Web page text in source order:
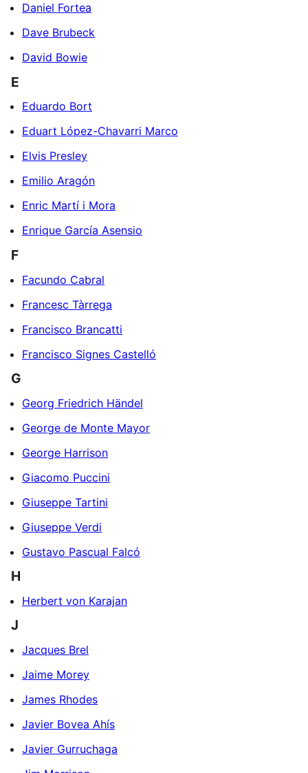
Daniel Fortea
Dave Brubeck
David Bowie
E
Eduardo Bort
Eduart López-Chavarri Marco
Elvis Presley
Emilio Aragón
Enric Martí i Mora
Enrique García Asensio
F
Facundo Cabral
Francesc Tàrrega
Francisco Brancatti
Francisco Signes Castelló
G
Georg Friedrich Händel
George de Monte Mayor
George Harrison
Giacomo Puccini
Giuseppe Tartini
Giuseppe Verdi
Gustavo Pascual Falcó
H
Herbert von Karajan
J
Jacques Brel
Jaime Morey
James Rhodes
Javier Bovea Ahís
Javier Gurruchaga